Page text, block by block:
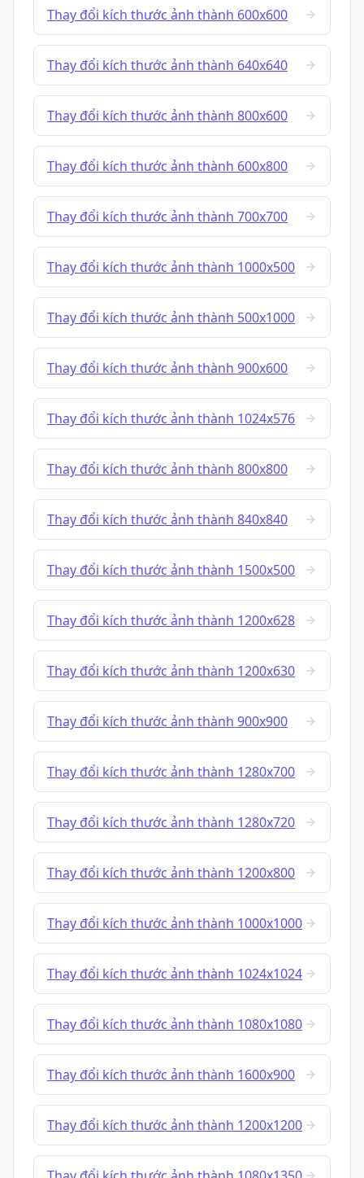
Thay đổi kích thước ảnh thành 600x600
Thay đổi kích thước ảnh thành 640x640
Thay đổi kích thước ảnh thành 800x600
Thay đổi kích thước ảnh thành 600x800
Thay đổi kích thước ảnh thành 700x700
Thay đổi kích thước ảnh thành 1000x500
Thay đổi kích thước ảnh thành 500x1000
Thay đổi kích thước ảnh thành 900x600
Thay đổi kích thước ảnh thành 1024x576
Thay đổi kích thước ảnh thành 800x800
Thay đổi kích thước ảnh thành 840x840
Thay đổi kích thước ảnh thành 1500x500
Thay đổi kích thước ảnh thành 1200x628
Thay đổi kích thước ảnh thành 1200x630
Thay đổi kích thước ảnh thành 900x900
Thay đổi kích thước ảnh thành 1280x700
Thay đổi kích thước ảnh thành 1280x720
Thay đổi kích thước ảnh thành 1200x800
Thay đổi kích thước ảnh thành 1000x1000
Thay đổi kích thước ảnh thành 1024x1024
Thay đổi kích thước ảnh thành 1080x1080
Thay đổi kích thước ảnh thành 1600x900
Thay đổi kích thước ảnh thành 1200x1200